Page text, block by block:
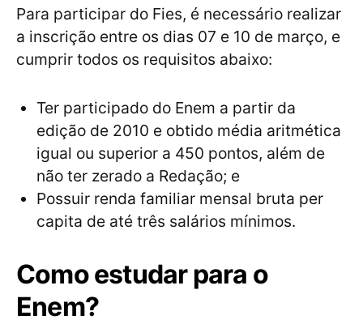
Para participar do Fies, é necessário realizar
a inscrição entre os dias 07 e 10 de março, e
cumprir todos os requisitos abaixo:
Ter participado do Enem a partir da
edição de 2010 e obtido média aritmética
igual ou superior a 450 pontos, além de
não ter zerado a Redação; e
Possuir renda familiar mensal bruta per
capita de até três salários mínimos.
Como estudar para o
Enem?